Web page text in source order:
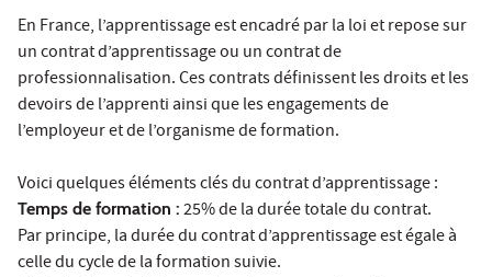
En France, l’apprentissage est encadré par la loi et repose sur
un contrat d’apprentissage ou un contrat de
professionnalisation. Ces contrats définissent les droits et les
devoirs de l’apprenti ainsi que les engagements de
l’employeur et de l’organisme de formation.
Voici quelques éléments clés du contrat d’apprentissage :
Temps de formation : 25% de la durée totale du contrat.
Par principe, la durée du contrat d’apprentissage est égale à
celle du cycle de la formation suivie.